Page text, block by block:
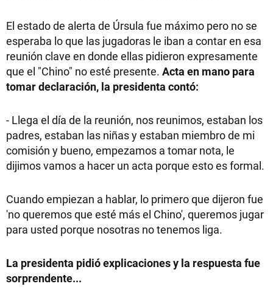
El estado de alerta de Úrsula fue máximo pero no se
esperaba lo que las jugadoras le iban a contar en esa
reunión clave en donde ellas pidieron expresamente
que el "Chino" no esté presente. Acta en mano para
tomar declaración, la presidenta contó:
- Llega el día de la reunión, nos reunimos, estaban los
padres, estaban las niñas y estaban miembro de mi
comisión y bueno, empezamos a tomar nota, le
dijimos vamos a hacer un acta porque esto es formal.
Cuando empiezan a hablar, lo primero que dijeron fue
'no queremos que esté más el Chino', queremos jugar
para usted porque nosotras no tenemos liga.
La presidenta pidió explicaciones y la respuesta fue
sorprendente...